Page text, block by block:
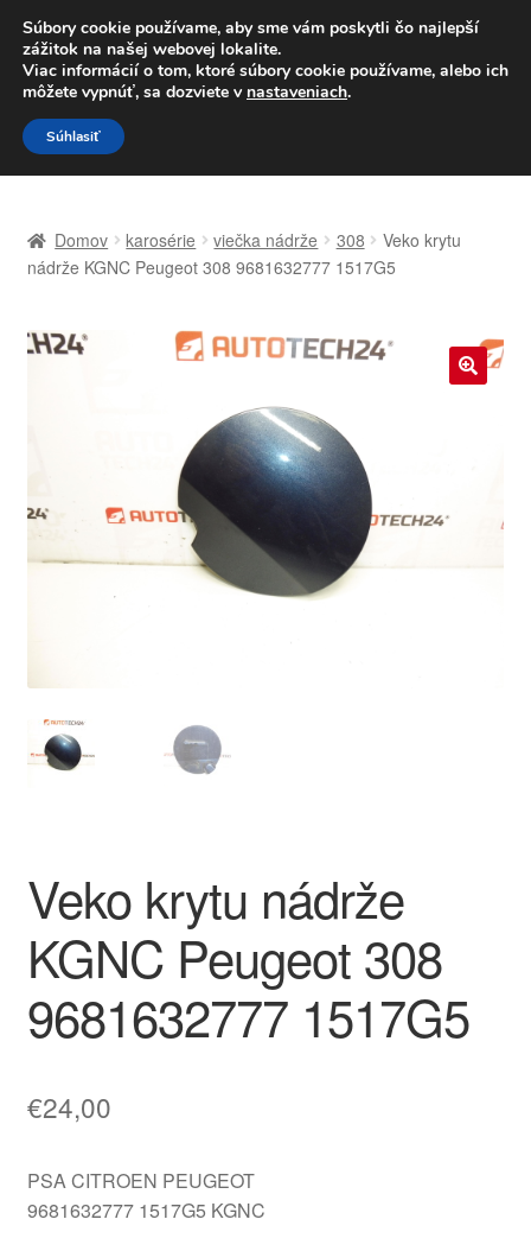
DOPRAVA od 6 EUR
Po–Pi 09:00–16:00 233 221 276
Preskočiť
na
navigáciu
Preskočiť
na
obsah
Celosvetová preprava
Môj účet
O nás
Platby
Reklamace
Reklamačný poriadok
Domov karosérie viečka nádrže 308
Veko krytu
nádrže KGNC Peugeot 308 9681632777 1517G5
Veko krytu nádrže
KGNC Peugeot 308
9681632777 1517G5
€24,00
PSA CITROEN PEUGEOT
9681632777 1517G5 KGNC
Súbory cookie používame, aby sme vám poskytli čo najlepší
zážitok na našej webovej lokalite.
Viac informácií o tom, ktoré súbory cookie používame, alebo ich
môžete vypnúť, sa dozviete v nastaveniach.
Súhlasiť